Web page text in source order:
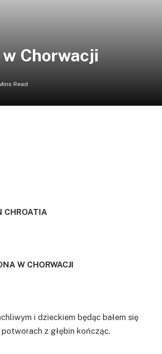
Chorwacji
Read
CHROATIA
W CHORWACJI
i dzieckiem będąc bałem się
z głębin kończąc.